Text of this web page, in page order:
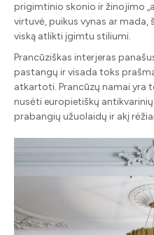
prigimtinio skonio ir žinojimo
virtuvė, puikus vynas ar mada,
viską atlikti įgimtu stiliumi.
Prancūziškas interjeras
pastangų ir visada toks
atkartoti. Prancūzų namai yra
nusėti europietiškų
prabangių užuolaidų ir akį